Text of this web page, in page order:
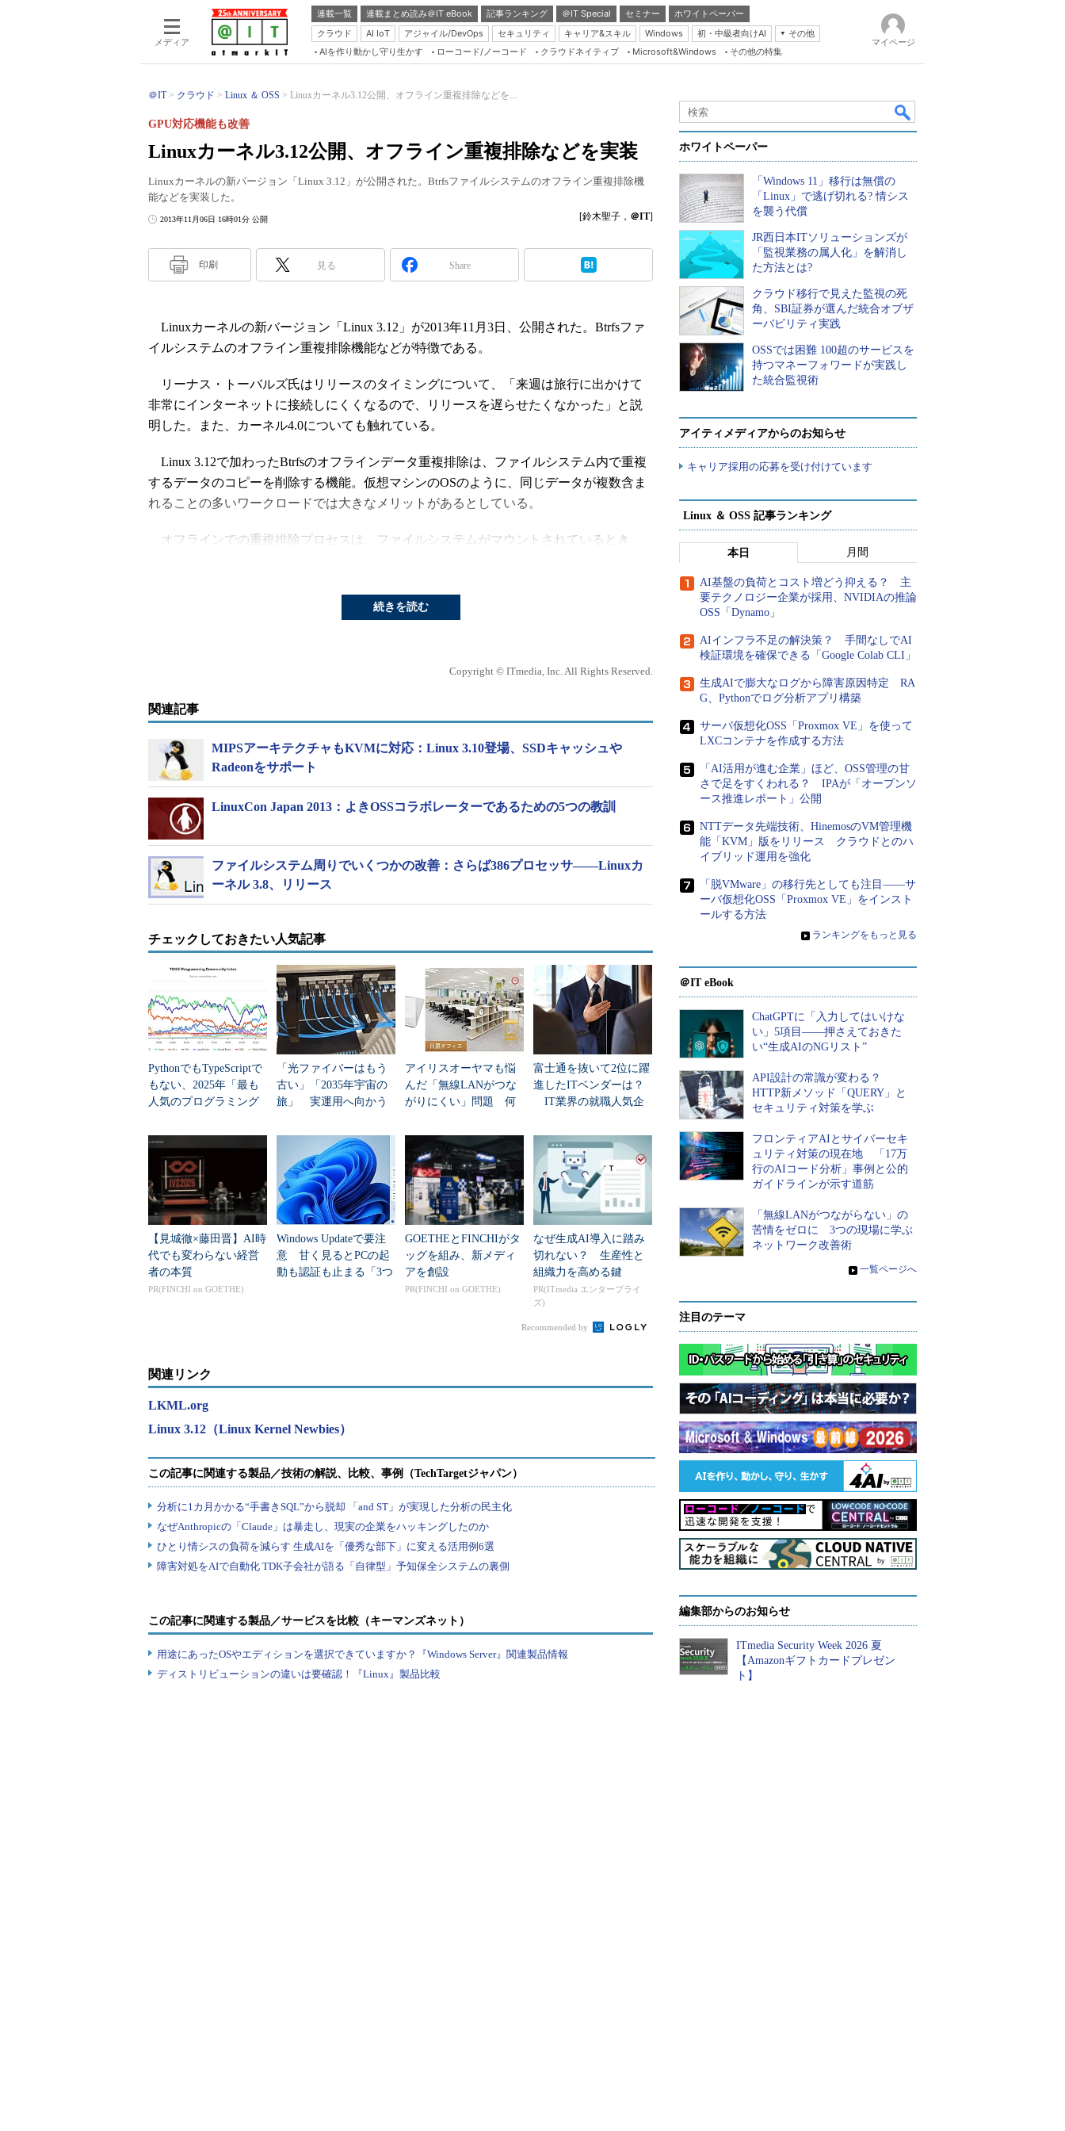
メディア
連載一覧 連載まとめ読み＠IT eBook 記事ランキング ＠IT Special セミナー
ホワイトペーパー
クラウド
AI IoT アジャイル/DevOps セキュリティ キャリア&スキル Windows 初・中級者向けAI
その他
Server & Storage
Java Agile
Database Expert
Linux ＆ OSS
Master of IP Network
Security & Trust
AIを作り動かし守り生かす ローコード/ノーコード クラウドネイティブ Microsoft&Windows その他の特集
マイページ
＠IT クラウド Linux ＆ OSS Linuxカーネル3.12公開、オフライン重複排除などを...
Linuxカーネル3.12公開、オフライン重複排除などを実装
GPU対応機能も改善
Linuxカーネルの新バージョン「Linux 3.12」が公開された。Btrfsファイルシステムのオフライン重複排除機
能などを実装した。
2013年11月06日 16時01分 公開 [鈴木聖子， ＠IT]
印刷 見る Share
Linuxカーネルの新バージョン「Linux 3.12」が2013年11月3日、公開された。Btrfsファ
イルシステムのオフライン重複排除機能などが特徴である。
リーナス・トーバルズ氏はリリースのタイミングについて、「来週は旅行に出かけて
非常にインターネットに接続しにくくなるので、リリースを遅らせたくなかった」と説
明した。また、カーネル4.0についても触れている。
Linux 3.12で加わったBtrfsのオフラインデータ重複排除は、ファイルシステム内で重複
するデータのコピーを削除する機能。仮想マシンのOSのように、同じデータが複数含ま
れることの多いワークロードでは大きなメリットがあるとしている。
オフラインでの重複排除プロセスは、ファイルシステムがマウントされているとき
さらに、米AMDのGPU「Radeon」使用時のグラフィックス性能向上、デュアルGPUを
一方、カーネル番号についてトーバルズ氏は、「2.x系のときのように際限なく大きく
はしない。番号を小さく抑えて覚えやすくするために、どこかの時点で3.xから4.xに切り
替える。まだそこまでは至っていないが、20台には突入させたくないので、今後1年ほど
で、3.19に続いて4.0というようなことになるだろう」と述べている。
続きを読む
Copyright © ITmedia, Inc. All Rights Reserved.
関連記事
MIPSアーキテクチャもKVMに対応：Linux 3.10登場、SSDキャッシュや
Radeonをサポート
LinuxCon Japan 2013：よきOSSコラボレーターであるための5つの教訓
ファイルシステム周りでいくつかの改善：さらば386プロセッサ――Linuxカ
ーネル 3.8、リリース
チェックしておきたい人気記事
PythonでもTypeScriptで
もない、2025年「最も
人気のプログラミング
「光ファイバーはもう
古い」「2035年宇宙の
旅」 実運用へ向かう
アイリスオーヤマも悩
んだ「無線LANがつな
がりにくい」問題 何
富士通を抜いて2位に躍
進したITベンダーは？
IT業界の就職人気企
【見城徹×藤田晋】AI時
代でも変わらない経営
者の本質
PR(FINCHI on GOETHE)
Windows Updateで要注
意 甘く見るとPCの起
動も認証も止まる「3つ
GOETHEとFINCHIがタ
ッグを組み、新メディ
アを創設
PR(FINCHI on GOETHE)
なぜ生成AI導入に踏み
切れない？ 生産性と
組織力を高める鍵
PR(ITmedia エンタープライ
ズ)
Recommended by
関連リンク
LKML.org
Linux 3.12（Linux Kernel Newbies）
この記事に関連する製品／サービスを比較（キーマンズネット）
用途にあったOSやエディションを選択できていますか？『Windows Server』関連製品情報
ディストリビューションの違いは要確認！『Linux』製品比較
ホワイトペーパー
「Windows 11」移行は無償の
「Linux」で逃げ切れる? 情シス
を襲う代償
JR西日本ITソリューションズが
「監視業務の属人化」を解消し
た方法とは?
クラウド移行で見えた監視の死
角、SBI証券が選んだ統合オブザ
ーバビリティ実践
OSSでは困難 100超のサービスを
持つマネーフォワードが実践し
た統合監視術
アイティメディアからのお知らせ
キャリア採用の応募を受け付けています
Linux ＆ OSS 記事ランキング
本日 月間
AI基盤の負荷とコスト増どう抑える？ 主
要テクノロジー企業が採用、NVIDIAの推論
OSS「Dynamo」
AIインフラ不足の解決策？ 手間なしでAI
検証環境を確保できる「Google Colab CLI」
生成AIで膨大なログから障害原因特定 RA
G、Pythonでログ分析アプリ構築
サーバ仮想化OSS「Proxmox VE」を使って
LXCコンテナを作成する方法
「AI活用が進む企業」ほど、OSS管理の甘
さで足をすくわれる？ IPAが「オープンソ
ース推進レポート」公開
NTTデータ先端技術、HinemosのVM管理機
能「KVM」版をリリース クラウドとのハ
イブリッド運用を強化
「脱VMware」の移行先としても注目――サ
ーバ仮想化OSS「Proxmox VE」をインスト
ールする方法
» ランキングをもっと見る
＠IT eBook
ChatGPTに「入力してはいけな
い」5項目――押さえておきた
い“生成AIのNGリスト”
API設計の常識が変わる？
HTTP新メソッド「QUERY」と
セキュリティ対策を学ぶ
フロンティアAIとサイバーセキ
ュリティ対策の現在地 「17万
行のAIコード分析」事例と公的
ガイドラインが示す道筋
「無線LANがつながらない」の
苦情をゼロに 3つの現場に学ぶ
ネットワーク改善術
» 一覧ページへ
注目のテーマ
編集部からのお知らせ
ITmedia Security Week 2026 夏
【Amazonギフトカードプレゼン
ト】